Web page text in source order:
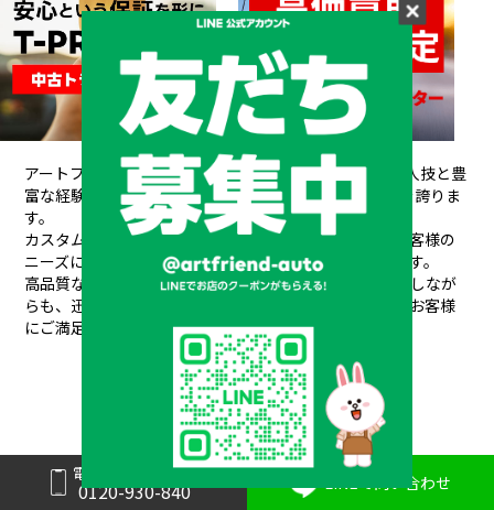
電話で問い合わせ
0120-930-840 LINEで問い合わせ
アートフレンドAUTOは、創業以来培ってきた熟練の職人技と豊
富な経験が信頼され、20年間で10,000台もの販売実績を誇りま
す。
カスタムデザインから架装、整備、車検、保険まで、お客様の
ニーズにワンストップで対応できるのが私たちの強みです。
高品質なパーツと素材を使用し、安全性や耐久性を重視しなが
らも、 迅速丁寧な対応と競争力のある価格設定で、常にお客様
にご満足いただけるサービスを提供しています。
メーカーと形状から探す